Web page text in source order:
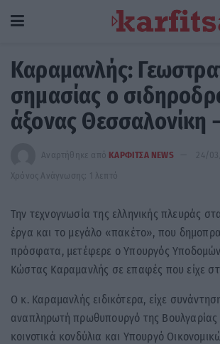
Καραμανλής:
σημασίας ο
άξονας Θεσσαλονίκη
Αναρτήθηκε από ΚΑΡΦΙΤΣΑ NEWS
24/
Χρόνος Ανάγνωσης: 1 λεπτό
Την τεχνογνωσία της ελληνικής πλευράς
έργα και το μεγάλο «πακέτο», που
πρόσφατα, μετέφερε ο Υπουργός
Κώστας Καραμανλής σε επαφές που είχε
Ο κ. Καραμανλής ειδικότερα, είχε
αναπληρωτή πρωθυπουργό της Βουλγαρίας
κοινοτικά κονδύλια και Υπουργό